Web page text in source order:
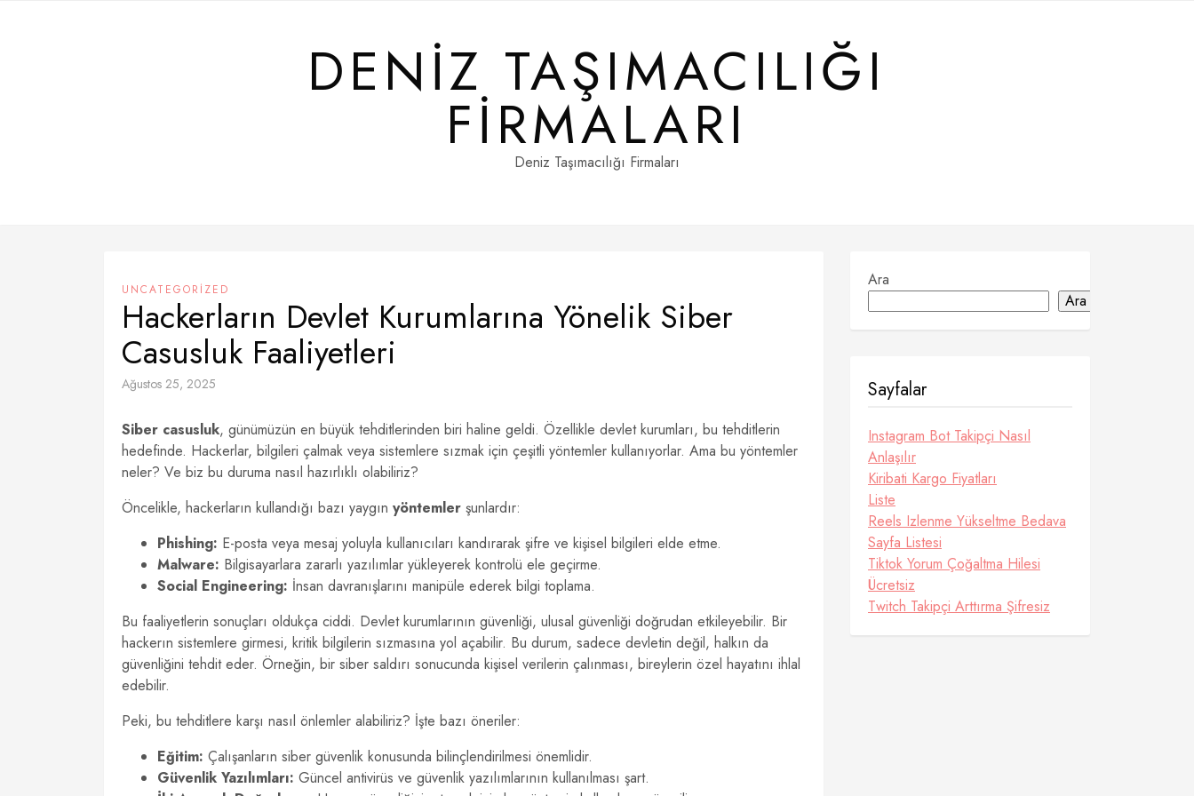
DENIZ TAŞIMACILIĞI
FIRMALARI
Deniz Taşımacılığı Firmaları
UNCATEGORIZED
Hackerların Devlet Kurumlarına Yönelik Siber
Casusluk Faaliyetleri
Ağustos 25, 2025
Siber casusluk, günümüzün en büyük tehditlerinden biri haline geldi. Özellikle devlet kurumları, bu tehditlerin
hedefinde. Hackerlar, bilgileri çalmak veya sistemlere sızmak için çeşitli yöntemler kullanıyorlar. Ama bu yöntemler
neler? Ve biz bu duruma nasıl hazırlıklı olabiliriz?
Öncelikle, hackerların kullandığı bazı yaygın yöntemler şunlardır:
Phishing: E-posta veya mesaj yoluyla kullanıcıları kandırarak şifre ve kişisel bilgileri elde etme.
Malware: Bilgisayarlara zararlı yazılımlar yükleyerek kontrolü ele geçirme.
Social Engineering: İnsan davranışlarını manipüle ederek bilgi toplama.
Bu faaliyetlerin sonuçları oldukça ciddi. Devlet kurumlarının güvenliği, ulusal güvenliği doğrudan etkileyebilir. Bir
hackerın sistemlere girmesi, kritik bilgilerin sızmasına yol açabilir. Bu durum, sadece devletin değil, halkın da
güvenliğini tehdit eder. Örneğin, bir siber saldırı sonucunda kişisel verilerin çalınması, bireylerin özel hayatını ihlal
edebilir.
Peki, bu tehditlere karşı nasıl önlemler alabiliriz? İşte bazı öneriler:
Eğitim: Çalışanların siber güvenlik konusunda bilinçlendirilmesi önemlidir.
Güvenlik Yazılımları: Güncel antivirüs ve güvenlik yazılımlarının kullanılması şart.
Ara
Ara
Sayfalar
Instagram Bot Takipçi Nasıl
Anlaşılır
Kiribati Kargo Fiyatları
Liste
Reels Izlenme Yükseltme Bedava
Sayfa Listesi
Tiktok Yorum Çoğaltma Hilesi
Ücretsiz
Twitch Takipçi Arttırma Şifresiz